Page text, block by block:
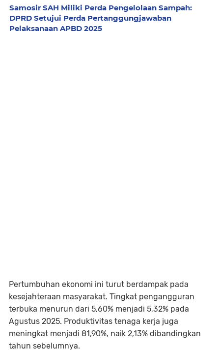
Samosir SAH Miliki Perda Pengelolaan Sampah:
DPRD Setujui Perda Pertanggungjawaban
Pelaksanaan APBD 2025
Pertumbuhan ekonomi ini turut berdampak pada
kesejahteraan masyarakat. Tingkat pengangguran
terbuka menurun dari 5,60% menjadi 5,32% pada
Agustus 2025. Produktivitas tenaga kerja juga
meningkat menjadi 81,90%, naik 2,13% dibandingkan
tahun sebelumnya.